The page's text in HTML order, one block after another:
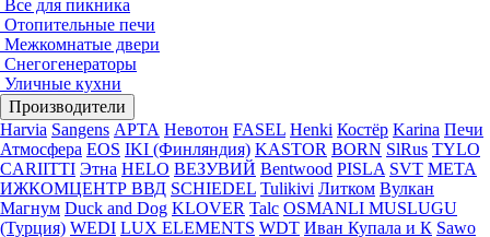
Все для пикника
Отопительные печи
Межкомнатые двери
Снегогенераторы
Уличные кухни
Производители
Harvia Sangens АРТА Невотон FASEL Henki Костёр Karina Печи
Атмосфера EOS IKI (Финляндия) KASTOR BORN SlRus TYLO
CARIITTI Этна HELO ВЕЗУВИЙ Bentwood PISLA SVT МЕТА
ИЖКОМЦЕНТР ВВД SCHIEDEL Tulikivi Литком Вулкан
Магнум Duck and Dog KLOVER Talc OSMANLI MUSLUGU
(Турция) WEDI LUX ELEMENTS WDT Иван Купала и К Sawo